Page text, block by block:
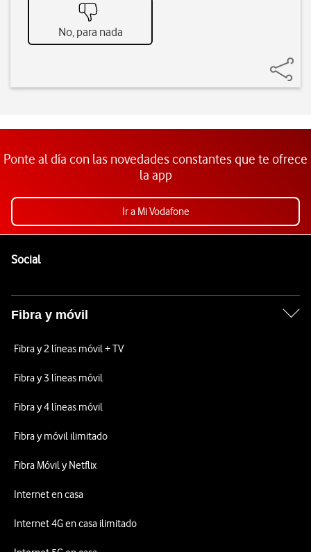
No, para nada
Ponte al día con las novedades constantes que te ofrece
la app
Ir a Mi Vodafone
SocialEnlaces a las redes sociales de Vodafone
Fibra y móvil
Fibra y 2 líneas móvil + TV
Fibra y 3 líneas móvil
Fibra y 4 líneas móvil
Fibra y móvil ilimitado
Fibra Móvil y Netflix
Internet en casa
Internet 4G en casa ilimitado